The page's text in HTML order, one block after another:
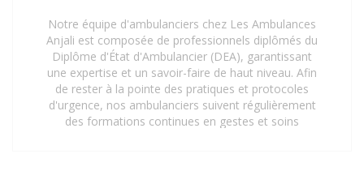
Notre équipe d'ambulanciers chez Les Ambulances
Anjali est composée de professionnels diplômés du
Diplôme d'État d'Ambulancier (DEA), garantissant
une expertise et un savoir-faire de haut niveau. Afin
de rester à la pointe des pratiques et protocoles
d'urgence, nos ambulanciers suivent régulièrement
des formations continues en gestes et soins